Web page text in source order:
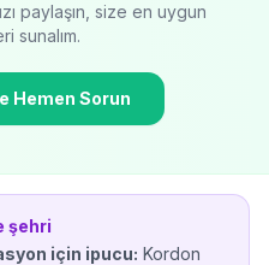
paylaşın, size en uygun
sunalım.
Hemen Sorun
şehri
için ipucu: Kordon